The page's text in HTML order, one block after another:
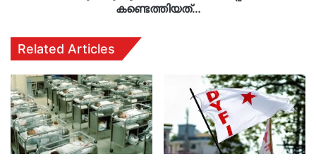
കണ്ടെത്തിയത്…
Related Articles